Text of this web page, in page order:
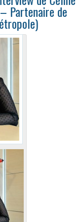
Partenaire de